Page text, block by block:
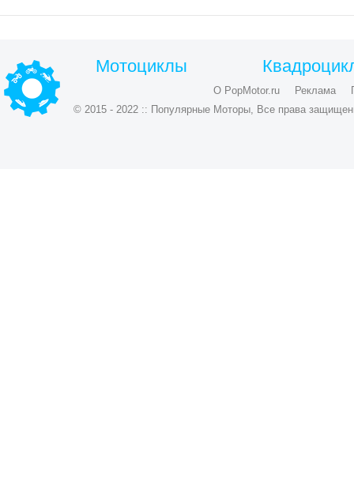
Мотоциклы
О PopMotor.ru Реклама
© 2015 - 2022 :: Популярные Моторы, Все права